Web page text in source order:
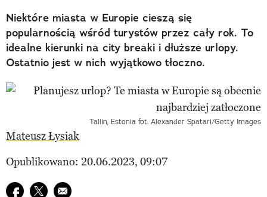
Niektóre miasta w Europie cieszą się
popularnością wśród turystów przez cały rok. To
idealne kierunki na city breaki i dłuższe urlopy.
Ostatnio jest w nich wyjątkowo tłoczno.
Tallin, Estonia fot. Alexander Spatari/Getty Images
Mateusz Łysiak
Opublikowano: 20.06.2023, 09:07
Udostępnij na facebook
Udostępnij na twitter
E-mail do przyjaciela